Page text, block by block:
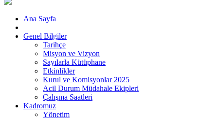
Ana Sayfa
Genel Bilgiler
Tarihçe
Misyon ve Vizyon
Sayılarla Kütüphane
Etkinlikler
Kurul ve Komisyonlar 2025
Acil Durum Müdahale Ekipleri
Çalışma Saatleri
Kadromuz
Yönetim